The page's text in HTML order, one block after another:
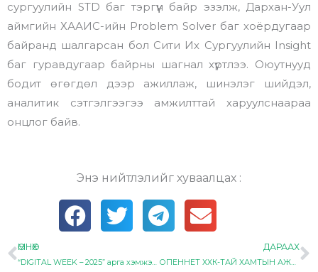
сургуулийн STD баг тэргүүн байр эзэлж, Дархан-Уул
аймгийн ХААИС-ийн Problem Solver баг хоёрдугаар
байранд шалгарсан бол Сити Их Сургуулийн Insight
баг гуравдугаар байрны шагнал хүртлээ. Оюутнууд
бодит өгөгдөл дээр ажиллаж, шинэлэг шийдэл,
аналитик сэтгэлгээгээ амжилттай харуулснаараа
онцлог байв.
Энэ нийтлэлийг хуваалцах :
Prev
ӨМНӨХ
“DIGITAL WEEK – 2025” арга хэмжээ амжилттай зохион байгуулагдлаа
ДАРААХ
ОПЕННЕТ ХХК-ТАЙ ХАМТЫН АЖИЛЛАГААНЫ САНАМЖ БИЧИГ ҮЗЭГЛЭЛЭЭ